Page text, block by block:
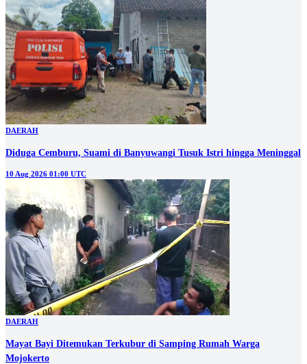
DAERAH
Diduga Cemburu, Suami di Banyuwangi Tusuk Istri hingga Meninggal
10 Aug 2026 01:00 UTC
DAERAH
Mayat Bayi Ditemukan Terkubur di Samping Rumah Warga
Mojokerto